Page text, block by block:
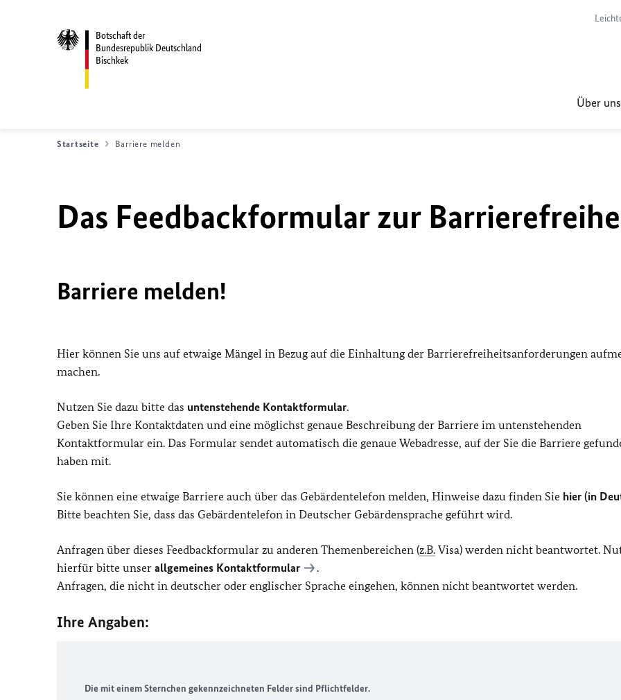
Botschaft der
Bundesrepublik Deutschland
Bischkek
Über uns
Startseite Barriere melden
Das Feedbackformular zur
Barriere melden!
Hier können Sie uns auf etwaige Mängel in Bezug auf die Einhaltung der Barrierefreiheitsanforderungen
machen.
Nutzen Sie dazu bitte das untenstehende Kontaktformular.
Geben Sie Ihre Kontaktdaten und eine möglichst genaue Beschreibung der Barriere im untenstehenden
Kontaktformular ein. Das Formular sendet automatisch die genaue Webadresse, auf der Sie die Barriere
haben mit.
Sie können eine etwaige Barriere auch über das Gebärdentelefon melden, Hinweise dazu finden Sie hier (in
Bitte beachten Sie, dass das Gebärdentelefon in Deutscher Gebärdensprache geführt wird.
Anfragen über dieses Feedbackformular zu anderen Themenbereichen (z.B. Visa) werden nicht beantwortet.
hierfür bitte unser allgemeines Kontaktformular
.
Anfragen, die nicht in deutscher oder englischer Sprache eingehen, können nicht beantwortet werden.
Ihre Angaben:
Die mit einem Sternchen gekennzeichneten Felder sind Pflichtfelder.